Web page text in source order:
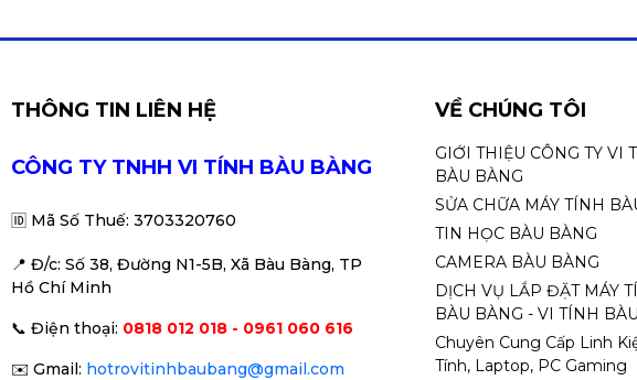
✔ Người thích chuột nhẹ, phản hồi nhanh 🎮🖱️
THÔNG TIN LIÊN HỆ
CÔNG TY TNHH VI TÍNH BÀU BÀNG
🆔 Mã Số Thuế: 3703320760
📍 Đ/c: Số 38, Đường N1-5B, Xã Bàu Bàng, TP
Hồ Chí Minh
📞 Điện thoại: 0818 012 018 - 0961 060 616
✉️ Gmail: hotrovitinhbaubang@gmail.com
VỀ CHÚNG TÔI
GIỚI THIỆU CÔNG TY VI
BÀU BÀNG
SỬA CHỮA MÁY TÍNH
TIN HỌC BÀU BÀNG
CAMERA BÀU BÀNG
DỊCH VỤ LẮP ĐẶT MÁY
BÀU BÀNG - VI TÍNH
Chuyên Cung Cấp Linh
Tính, Laptop, PC Gaming